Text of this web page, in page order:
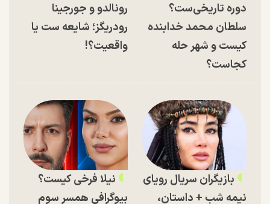
دوره تاریخی‌ست؟
سلطان محمد خدابنده
کیست و شهر حله
کجاست؟
رونالدو و جورجینا
رودریگز؛ شایعه ست یا
واقعیت؟!
بازیگران سریال رویای
نیمه شب + داستان،
نیلا فرخی کیست؟
بیوگرافی همسر سوم